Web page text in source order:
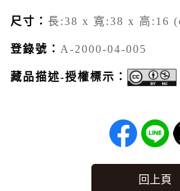
尺寸： 長:38 x 寬:38 x 高:16
登錄號： A-2000-04-005
藏品描述-授權標示：
回上頁